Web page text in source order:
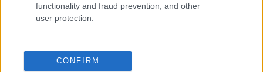
functionality and fraud prevention, and other
user protection.
CONFIRM
09.10.17. 13:46
Divni Milano - prijestolnica mode i talijanske
Saznaj više